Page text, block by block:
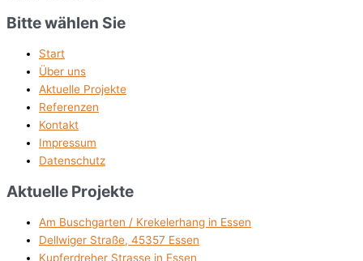
Bitte wählen Sie
Start
Über uns
Aktuelle Projekte
Referenzen
Kontakt
Impressum
Datenschutz
Aktuelle Projekte
Am Buschgarten / Krekelerhang in Essen
Dellwiger Straße, 45357 Essen
Kupferdreher Strasse in Essen